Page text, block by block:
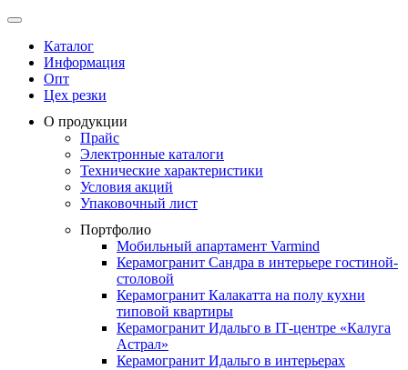
Каталог
Информация
Опт
Цех резки
О продукции
Прайс
Электронные каталоги
Технические характеристики
Условия акций
Упаковочный лист
Портфолио
Мобильный апартамент Varmind
Керамогранит Сандра в интерьере гостиной-
столовой
Керамогранит Калакатта на полу кухни
типовой квартиры
Керамогранит Идальго в IТ-центре «Калуга
Астрал»
Керамогранит Идальго в интерьерах